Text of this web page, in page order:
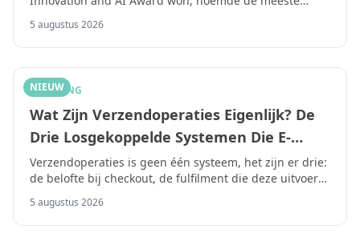
Logistiek in 2026
5 augustus 2026
NIEUW
SHIPPING
Wat Zijn Verzendoperaties Eigenlijk? De
Drie Losgekoppelde Systemen Die E-
Commercebedrijven Marge Kosten in
2026
Verzendoperaties is geen één systeem, het zijn er drie:
de belofte bij checkout, de fulfilment die deze uitvoert,
5 augustus 2026